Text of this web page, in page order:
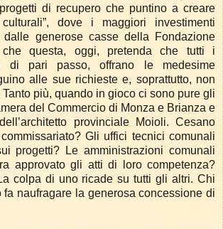
di recupero che puntino a creare
dove i maggiori investimenti
dalle generose casse della Fondazione
questa, oggi, pretenda che tutti i
di pari passo, offrano le medesime
alle sue richieste e, soprattutto, non
più, quando in gioco ci sono pure gli
del Commercio di Monza e Brianza e
provinciale Moioli. Cesano
Gli uffici tecnici comunali
progetti? Le amministrazioni comunali
approvato gli atti di loro competenza?
colpa di uno ricade su tutti gli altri. Chi
naufragare la generosa concessione di